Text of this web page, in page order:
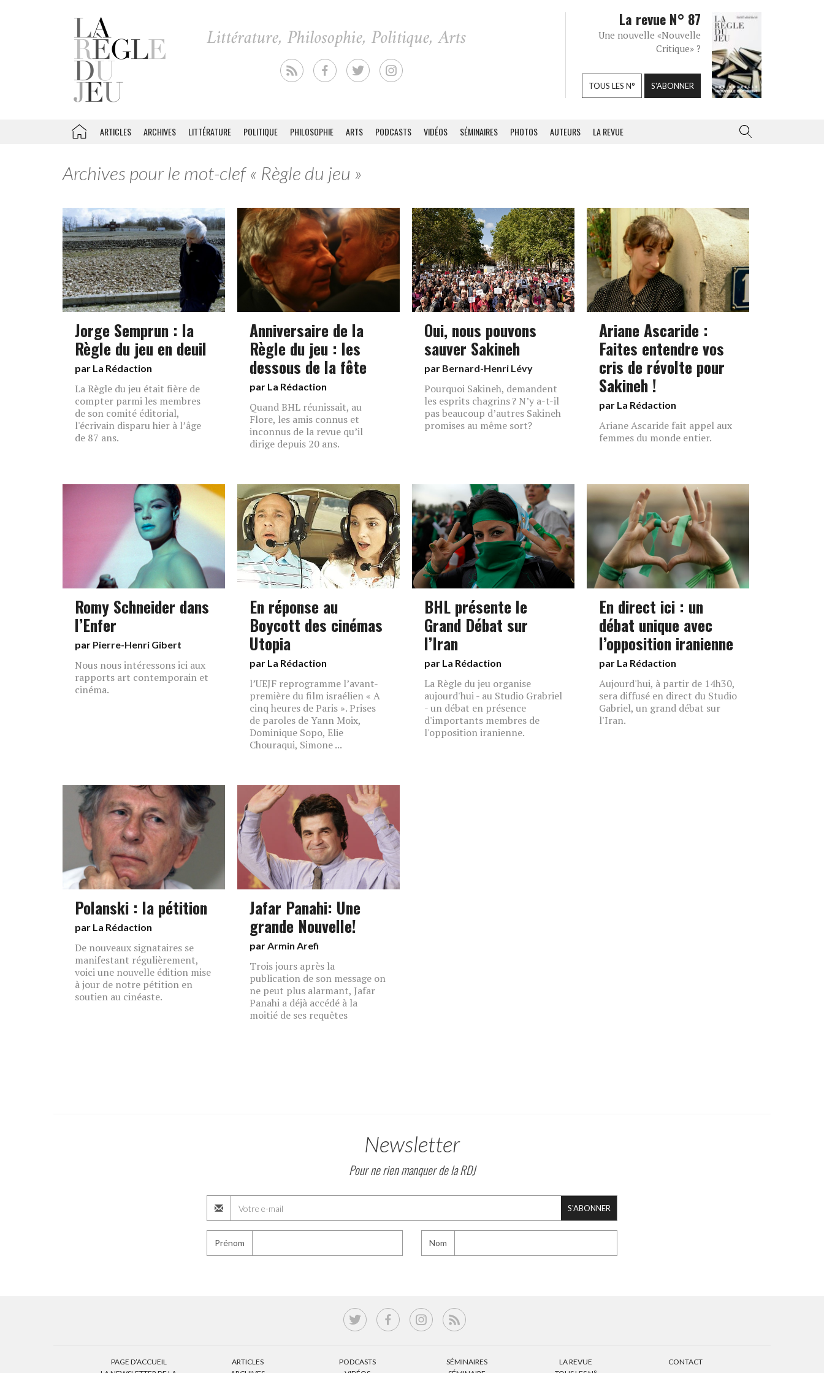
La revue N° 87
Une nouvelle «Nouvelle
Critique» ?
TOUS LES N° S'ABONNER
ARTICLES ARCHIVES LITTÉRATURE POLITIQUE PHILOSOPHIE ARTS PODCASTS VIDÉOS SÉMINAIRES PHOTOS AUTEURS LA REVUE
Archives pour le mot-clef « Règle du jeu »
Jorge Semprun : la
Règle du jeu en deuil
par La Rédaction
La Règle du jeu était fière de
compter parmi les membres
de son comité éditorial,
l'écrivain disparu hier à l’âge
de 87 ans.
Anniversaire de la
Règle du jeu : les
dessous de la fête
par La Rédaction
Quand BHL réunissait, au
Flore, les amis connus et
inconnus de la revue qu’il
dirige depuis 20 ans.
Oui, nous pouvons
sauver Sakineh
par Bernard-Henri Lévy
Pourquoi Sakineh, demandent
les esprits chagrins ? N’y a-t-il
pas beaucoup d’autres Sakineh
promises au même sort?
Ariane Ascaride :
Faites entendre vos
cris de révolte pour
Sakineh !
par La Rédaction
Ariane Ascaride fait appel aux
femmes du monde entier.
Romy Schneider dans
l’Enfer
par Pierre-Henri Gibert
Nous nous intéressons ici aux
rapports art contemporain et
cinéma.
En réponse au
Boycott des cinémas
Utopia
par La Rédaction
l’UEJF reprogramme l’avant-
première du film israélien « A
cinq heures de Paris ». Prises
de paroles de Yann Moix,
Dominique Sopo, Elie
Chouraqui, Simone ...
BHL présente le
Grand Débat sur
l’Iran
par La Rédaction
La Règle du jeu organise
aujourd'hui - au Studio Grabriel
- un débat en présence
d'importants membres de
l'opposition iranienne.
En direct ici : un
débat unique avec
l’opposition iranienne
par La Rédaction
Aujourd'hui, à partir de 14h30,
sera diffusé en direct du Studio
Gabriel, un grand débat sur
l'Iran.
Polanski : la pétition
par La Rédaction
De nouveaux signataires se
manifestant régulièrement,
voici une nouvelle édition mise
à jour de notre pétition en
soutien au cinéaste.
Jafar Panahi: Une
grande Nouvelle!
parArmin Arefi
Trois jours après la
publication de son message on
ne peut plus alarmant, Jafar
Panahi a déjà accédé à la
moitié de ses requêtes
Newsletter
Pour ne rien manquer de la RDJ
S'ABONNER
Prénom Nom
PAGE D’ACCUEIL
ARTICLES
PODCASTS
SÉMINAIRES
LA REVUE
CONTACT